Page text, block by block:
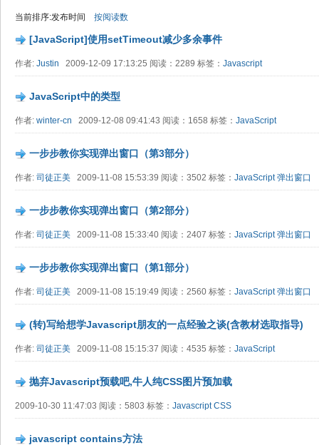
当前排序:发布时间 按阅读数
[JavaScript]使用setTimeout减少多余事件
作者: Justin 2009-12-09 17:13:25 阅读：2289 标签： Javascript
JavaScript中的类型
作者: winter-cn 2009-12-08 09:41:43 阅读：1658 标签： JavaScript
一步步教你实现弹出窗口（第3部分）
作者: 司徒正美 2009-11-08 15:53:39 阅读：3502 标签： JavaScript 弹出窗口
一步步教你实现弹出窗口（第2部分）
作者: 司徒正美 2009-11-08 15:33:40 阅读：2407 标签： JavaScript 弹出窗口
一步步教你实现弹出窗口（第1部分）
作者: 司徒正美 2009-11-08 15:19:49 阅读：2560 标签： JavaScript 弹出窗口
(转)写给想学Javascript朋友的一点经验之谈(含教材选取指导)
作者: 司徒正美 2009-11-08 15:15:37 阅读：4535 标签： JavaScript
抛弃Javascript预载吧,牛人纯CSS图片预加载
2009-10-30 11:47:03 阅读：5803 标签： Javascript CSS
javascript contains方法